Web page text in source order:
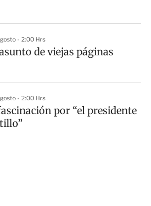
- 2:00 Hrs
de viejas páginas
- 2:00 Hrs
por “el presidente